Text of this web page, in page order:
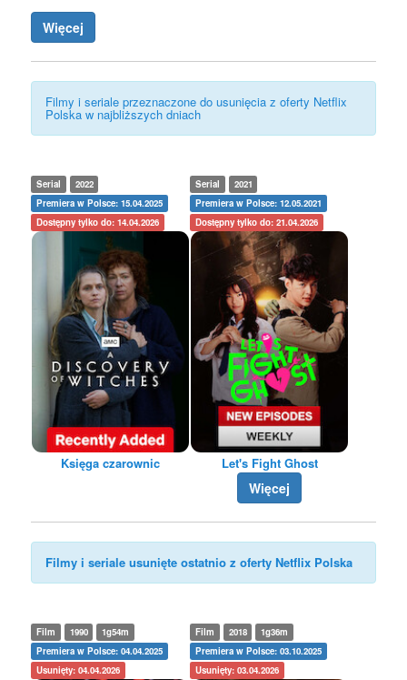
Więcej
Filmy i seriale przeznaczone do usunięcia z oferty Netflix
Polska w najbliższych dniach
Serial
2022
Premiera w Polsce: 15.04.2025
Dostępny tylko do: 14.04.2026
Księga czarownic
Serial
2021
Premiera w Polsce: 12.05.2021
Dostępny tylko do: 21.04.2026
Let's Fight Ghost
Więcej
Filmy i seriale usunięte ostatnio z oferty Netflix Polska
Film 1990
1g54m
Premiera w Polsce: 04.04.2025
Usunięty: 04.04.2026
Film 2018
1g36m
Premiera w Polsce: 03.10.2025
Usunięty: 03.04.2026